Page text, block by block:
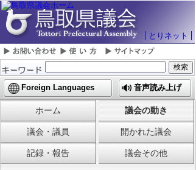
とりネット
Foreign Languages 音声読み上げ
ホーム 議会の動き
議会・議員 開かれた議会
記録・報告 議会その他